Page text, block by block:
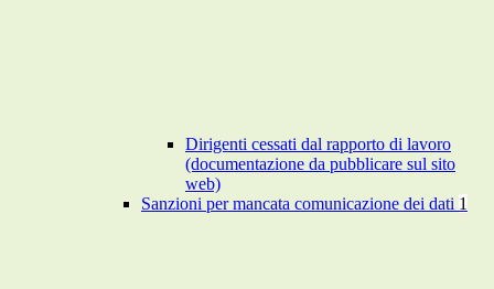
Dirigenti cessati dal rapporto di lavoro
(documentazione da pubblicare sul sito
web)
Sanzioni per mancata comunicazione dei dati 1